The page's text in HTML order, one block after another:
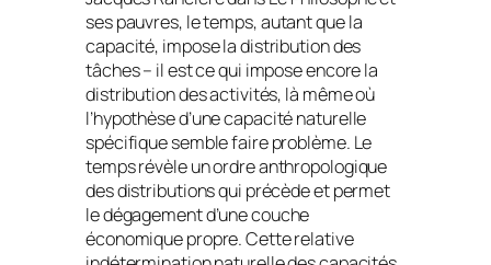
ses pauvres, le temps, autant que la
capacité, impose la distribution des
tâches – il est ce qui impose encore la
distribution des activités, là même où
l’hypothèse d’une capacité naturelle
spécifique semble faire problème. Le
temps révèle un ordre anthropologique
des distributions qui précède et permet
le dégagement d’une couche
économique propre. Cette relative